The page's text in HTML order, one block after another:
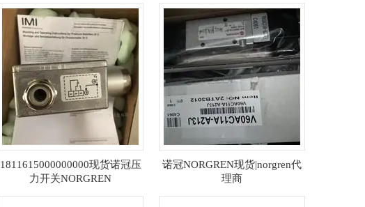
1811615000000000现货诺冠压
力开关NORGREN
诺冠NORGREN现货|norgren代
理商